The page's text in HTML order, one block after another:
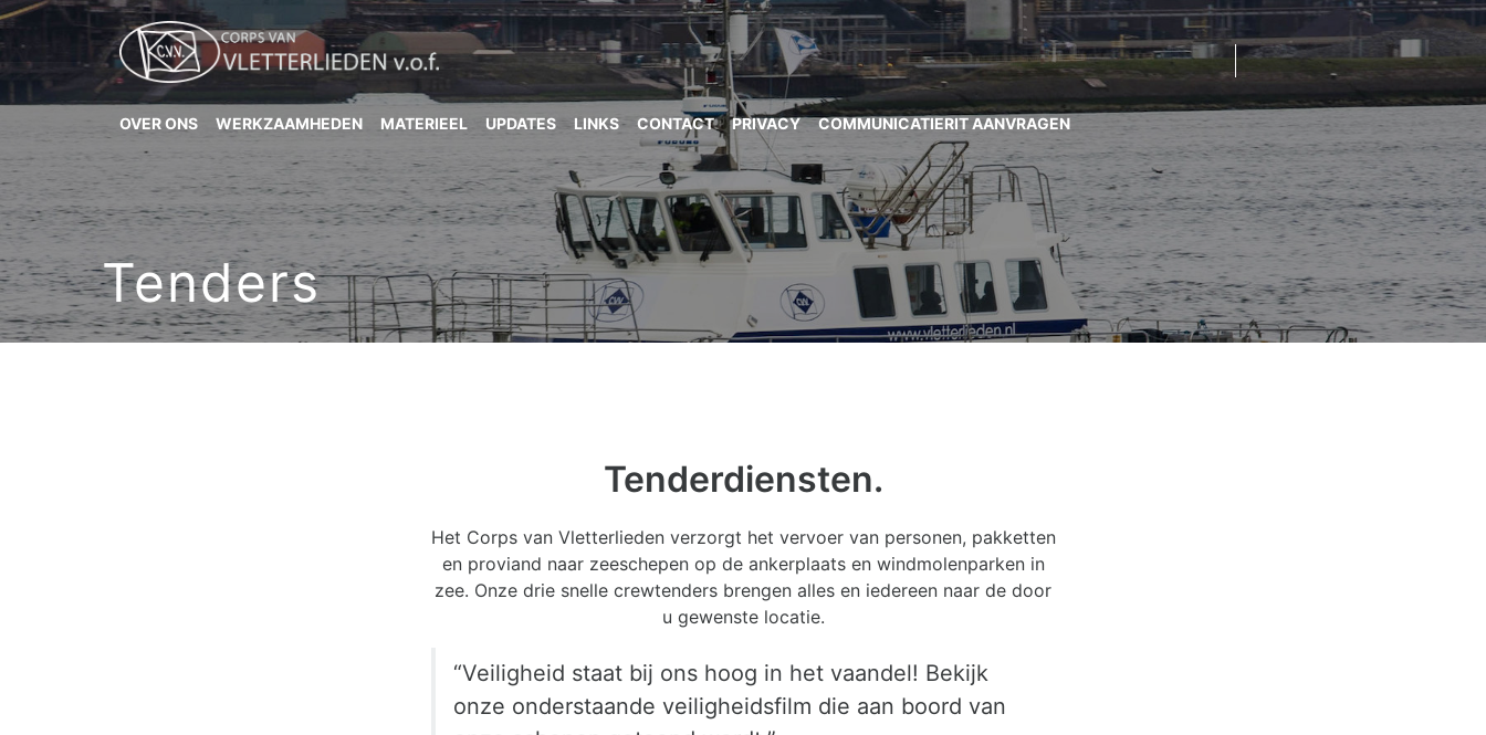
OVER ONS WERKZAAMHEDEN MATERIEEL UPDATES LINKS CONTACT PRIVACY COMMUNICATIERIT AANVRAGEN
Tenders
Tenderdiensten.
Het Corps van Vletterlieden verzorgt het vervoer van personen, pakketten
en proviand naar zeeschepen op de ankerplaats en windmolenparken in
zee. Onze drie snelle crewtenders brengen alles en iedereen naar de door
u gewenste locatie.
“Veiligheid staat bij ons hoog in het vaandel! Bekijk
onze onderstaande veiligheidsfilm die aan boord van